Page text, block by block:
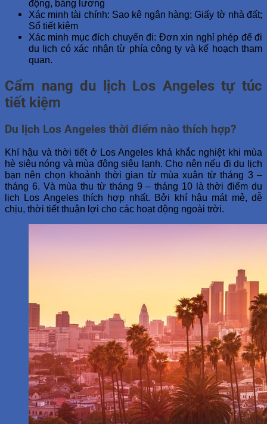
động, bảng lương
Xác minh tài chính: Sao kê ngân hàng; Giấy tờ nhà đất;
Sổ tiết kiệm
Xác minh mục đích chuyến đi: Đơn xin nghỉ phép để đi
du lịch có xác nhận từ phía công ty và kế hoạch tham
quan.
Cẩm nang du lịch Los Angeles tự túc
tiết kiệm
Du lịch Los Angeles thời điểm nào thích hợp?
Khí hậu và thời tiết ở Los Angeles khá khắc nghiệt khi mùa
hè siêu nóng và mùa đông siêu lạnh. Cho nên nếu đi du lịch
bạn nên chọn khoảnh thời gian từ mùa xuân từ tháng 3 –
tháng 6. Và mùa thu từ tháng 9 – tháng 10 là thời điểm du
lịch Los Angeles thích hợp nhất. Bởi khí hậu mát mẻ, dễ
chịu, thời tiết thuận lợi cho các hoạt động ngoài trời.